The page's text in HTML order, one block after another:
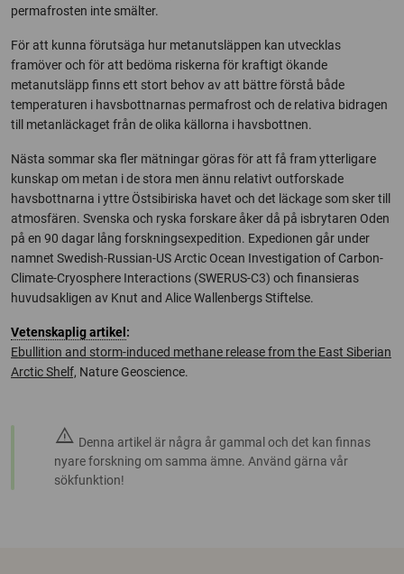
permafrosten inte smälter.
För att kunna förutsäga hur metanutsläppen kan utvecklas
framöver och för att bedöma riskerna för kraftigt ökande
metanutsläpp finns ett stort behov av att bättre förstå både
temperaturen i havsbottnarnas permafrost och de relativa bidragen
till metanläckaget från de olika källorna i havsbottnen.
Nästa sommar ska fler mätningar göras för att få fram ytterligare
kunskap om metan i de stora men ännu relativt outforskade
havsbottnarna i yttre Östsibiriska havet och det läckage som sker till
atmosfären. Svenska och ryska forskare åker då på isbrytaren Oden
på en 90 dagar lång forskningsexpedition. Expedionen går under
namnet Swedish-Russian-US Arctic Ocean Investigation of Carbon-
Climate-Cryosphere Interactions (SWERUS-C3) och finansieras
huvudsakligen av Knut and Alice Wallenbergs Stiftelse.
Vetenskaplig artikel :
Ebullition and storm-induced methane release from the East Siberian
Arctic Shelf, Nature Geoscience.
warning Denna artikel är några år gammal och det kan finnas
nyare forskning om samma ämne. Använd gärna vår
sökfunktion!